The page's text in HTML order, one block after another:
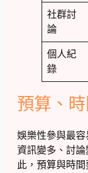
社群討
論
個人紀
錄
預算、
娛樂性參與最
資訊變多、討
此，預算與時